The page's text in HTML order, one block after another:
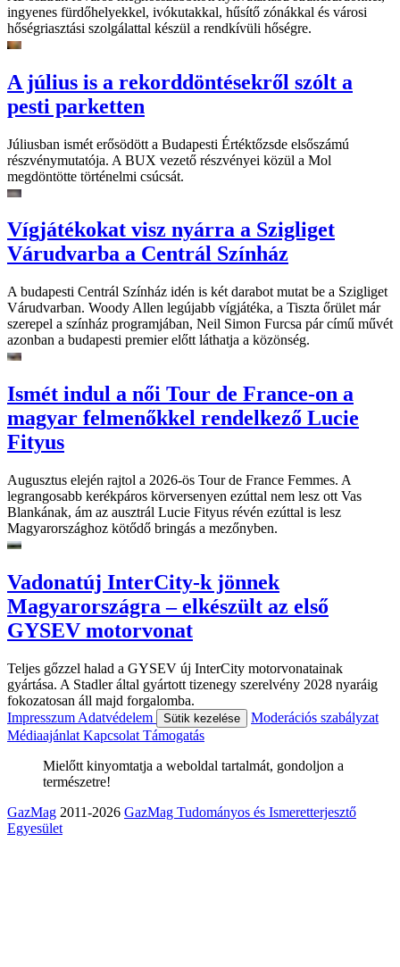
ingyenes fürdőhelyekkel, ivókutakkal, hűsítő zónákkal és városi
hőségriasztási szolgálattal készül a rendkívüli hőségre.
A július is a rekorddöntésekről szólt a
pesti parketten
Júliusban ismét erősödött a Budapesti Értéktőzsde elsőszámú
részvénymutatója. A BUX vezető részvényei közül a Mol
megdöntötte történelmi csúcsát.
Vígjátékokat visz nyárra a Szigliget
Várudvarba a Centrál Színház
A budapesti Centrál Színház idén is két darabot mutat be a Szigliget
Várudvarban. Woody Allen legújabb vígjátéka, a Tiszta őrület már
szerepel a színház programjában, Neil Simon Furcsa pár című művét
azonban a budapesti premier előtt láthatja a közönség.
Ismét indul a női Tour de France-on a
magyar felmenőkkel rendelkező Lucie
Fityus
Augusztus elején rajtol a 2026-ös Tour de France Femmes. A
legrangosabb kerékpáros körversenyen ezúttal nem lesz ott Vas
Blankának, ám az ausztrál Lucie Fityus révén ezúttal is lesz
Magyarországhoz kötődő bringás a mezőnyben.
Vadonatúj InterCity-k jönnek
Magyarországra – elkészült az első
GYSEV motorvonat
Teljes gőzzel halad a GYSEV új InterCity motorvonatainak
gyártása. A Stadler által gyártott tizenegy szerelvény 2028 nyaráig
fokozatosan áll majd forgalomba.
Impresszum Adatvédelem Sütik kezelése
Moderációs szabályzat
Médiaajánlat Kapcsolat Támogatás
Mielőtt kinyomtatja a weboldal tartalmát, gondoljon a
természetre!
GazMag 2011-2026 GazMag Tudományos és Ismeretterjesztő
Egyesület